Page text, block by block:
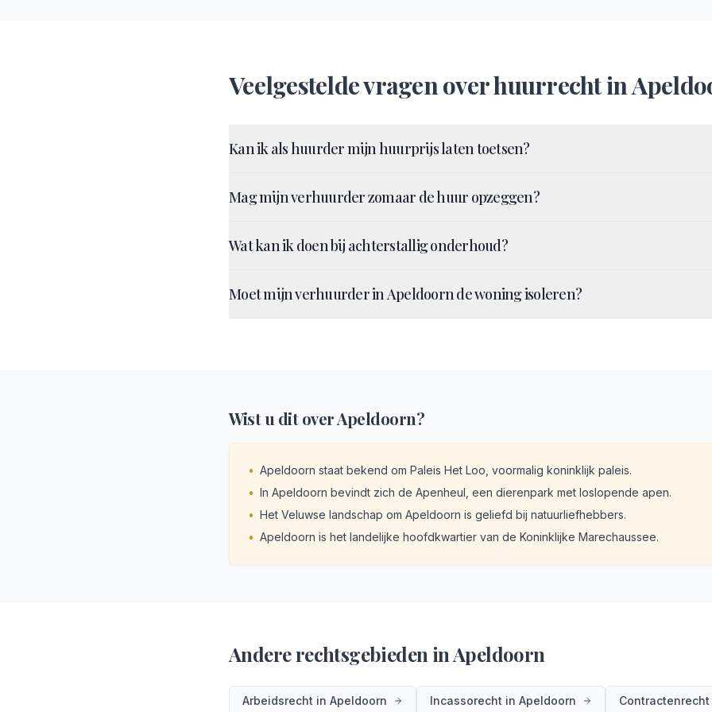
Veelgestelde vragen overhuurrechtin
Kan ik als huurder mijn huurprijs laten toetsen?
Mag mijn verhuurder zomaar de huur opzeggen?
Wat kan ik doen bij achterstallig onderhoud?
Moet mijn verhuurder in Apeldoorn de woning isoleren?
Wist u dit overApeldoorn?
• Apeldoorn staat bekend om Paleis Het Loo, voormalig koninklijk paleis.
• In Apeldoorn bevindt zich de Apenheul, een dierenpark met loslopende apen.
• Het Veluwse landschap om Apeldoorn is geliefd bij natuurliefhebbers.
• Apeldoorn is het landelijke hoofdkwartier van de Koninklijke Marechaussee.
Andere rechtsgebieden inApeldoorn
Arbeidsrecht in Apeldoorn Incassorecht in Apeldoorn Contractenrecht